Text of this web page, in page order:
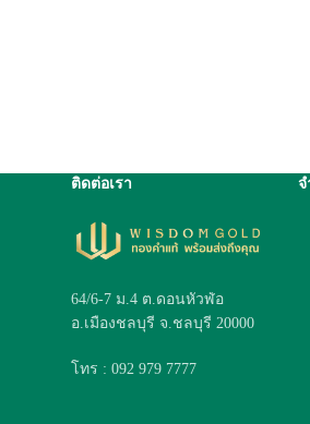
ติดต่อเรา
64/6-7 ม.4 ต.ดอนหัวฬ่อ
อ.เมืองชลบุรี จ.ชลบุรี 20000
โทร : 092 979 7777
จ